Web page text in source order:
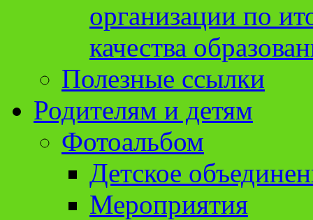
организации по
качества
Полезные ссылки
Родителям и детям
Фотоальбом
Детское
Мероприятия